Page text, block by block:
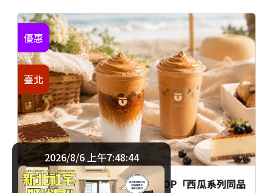
父親節喝手搖飲享優惠！TEA TOP「西瓜系列同品
優惠
臺北
2026/8/6 上午7:48:45